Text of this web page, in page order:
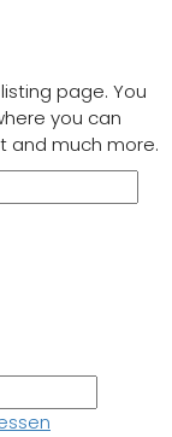
page. You
you can
and much more.